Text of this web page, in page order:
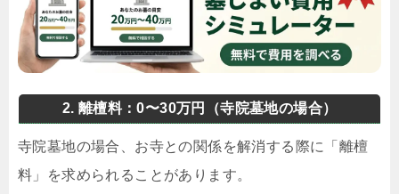
2. 離檀料：0〜30万円（寺院墓地の場合）
寺院墓地の場合、お寺との関係を解消する際に「離檀
料」を求められることがあります。